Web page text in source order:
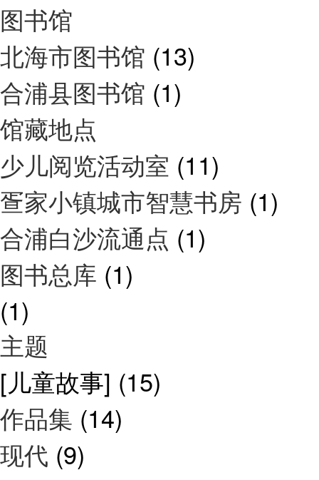
图书馆
北海市图书馆 (13)
合浦县图书馆 (1)
馆藏地点
少儿阅览活动室 (11)
疍家小镇城市智慧书房 (1)
合浦白沙流通点 (1)
图书总库 (1)
(1)
主题
[儿童故事] (15)
作品集 (14)
现代 (9)